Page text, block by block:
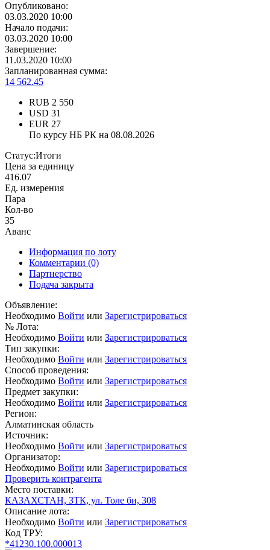
Опубликовано:
03.03.2020 10:00
Начало подачи:
03.03.2020 10:00
Завершение:
11.03.2020 10:00
Запланированная сумма:
14 562.45
RUB 2 550
USD 31
EUR 27
По курсу НБ РК на 08.08.2026
Статус:Итоги
Цена за единицу
416.07
Ед. измерения
Пара
Кол-во
35
Аванс
Информация по лоту
Комментарии (0)
Партнерство
Подача закрыта
Объявление:
Необходимо Войти или Зарегистрироваться
№ Лота:
Необходимо Войти или Зарегистрироваться
Тип закупки:
Необходимо Войти или Зарегистрироваться
Способ проведения:
Необходимо Войти или Зарегистрироваться
Предмет закупки:
Необходимо Войти или Зарегистрироваться
Регион:
Алматинская область
Источник:
Необходимо Войти или Зарегистрироваться
Организатор:
Необходимо Войти или Зарегистрироваться
Проверить контрагента
Место поставки:
КАЗАХСТАН, ЗТК, ул. Толе би, 308
Описание лота:
Необходимо Войти или Зарегистрироваться
Код ТРУ:
*41230.100.000013